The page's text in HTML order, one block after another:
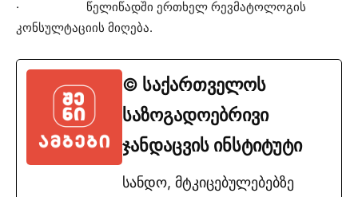
· წელიწადში ერთხელ რევმატოლოგის
კონსულტაციის მიღება.
© საქართველოს
საზოგადოებრივი
ჯანდაცვის ინსტიტუტი
სანდო, მტკიცებულებებზე